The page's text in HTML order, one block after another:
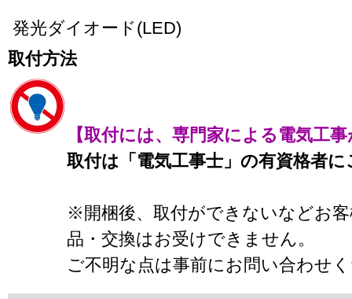
発光ダイオード(LED)
取付方法
【取付には、専門家による電気工
取付は「電気工事士」の有資格者
※開梱後、取付ができないなどお
品・交換はお受けできません。
ご不明な点は事前にお問い合わせ